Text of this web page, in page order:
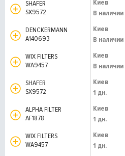
SHAFER
SX9572
Киев
В наличии
DENCKERMANN
A140693
Киев
В наличии
WIX FILTERS
WA9457
Киев
В наличии
SHAFER
SX9572
Киев
1 дн.
ALPHA FILTER
AF1878
Киев
1 дн.
WIX FILTERS
WA9457
Киев
1 дн.